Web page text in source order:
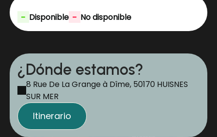
- Disponible - No disponible
¿Dónde estamos?
8 Rue De La Grange à Dîme, 50170 HUISNES
SUR MER
Itinerario